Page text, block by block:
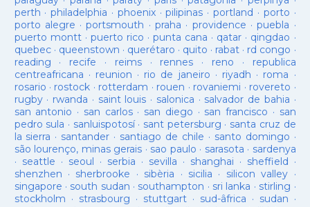
perth ·philadelphia · phoenix·pilipinas ·portland · porto ·
porto alegre ·portsmouth ·praha · providence ·puebla ·
puerto montt· puerto rico ·punta cana · qatar · qingdao ·
quebec· queenstown · querétaro · quito · rabat · rd congo ·
reading · recife · reims· rennes · reno · republica
centreafricana · reunion · rio de janeiro · riyadh · roma ·
rosario · rostock · rotterdam · rouen · rovaniemi · rovereto ·
rugby· rwanda · saint louis · salonica · salvador de bahia ·
san antonio · san carlos· san diego · san francisco · san
pedro sula · sanluispotosí· sant petersburg · santa cruz de
la sierra · santander · santiago de chile · santo domingo ·
são lourenço, minas gerais · sao paulo · sarasota · sardenya
· seattle · seoul · serbia · sevilla · shanghai · sheffield ·
shenzhen · sherbrooke · sibèria · sicilia · silicon valley ·
singapore · south sudan · southampton · sri lanka · stirling ·
stockholm · strasbourg · stuttgart· sud-âfrica · sudan ·